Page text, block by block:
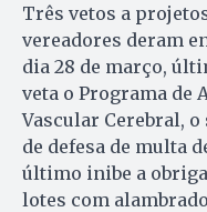
Três vetos a
vereadores deram
dia 28 de março,
veta o Programa de
Vascular Cerebral,
de defesa de multa
último inibe a
lotes com